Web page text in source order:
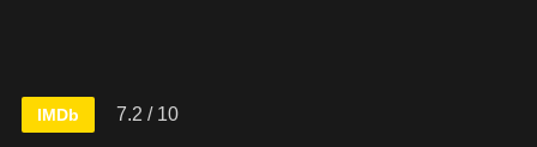
IMDb 7.2 / 10